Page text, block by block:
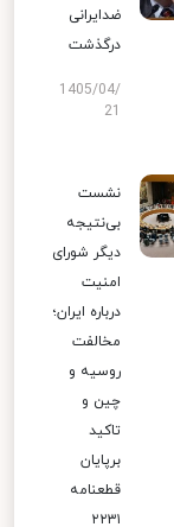
ضدایرانی
درگذشت
1405/04/
نشست
بی‌نتیجه
دیگر شورای
امنیت
درباره ایران؛
مخالفت
روسیه و
چین و
تاکید
برپایان
قطعنامه
۲۲۳۱